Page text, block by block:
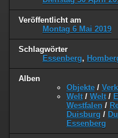
Veröffentlicht am
Montag 6 Mai 2019
Schlagwörter
Essenberg,
Alben
Objekte /
Welt / Welt /
Westfalen /
Duisburg /
Essenberg